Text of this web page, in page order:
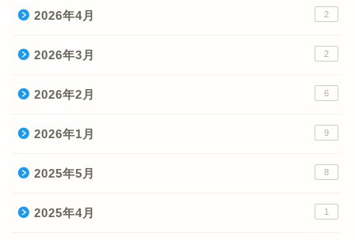
2026年4月 2
2026年3月 2
2026年2月 6
2026年1月 9
2025年5月 8
2025年4月 1